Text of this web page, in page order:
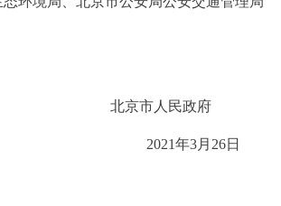
北京市人民政府
2021年3月26日